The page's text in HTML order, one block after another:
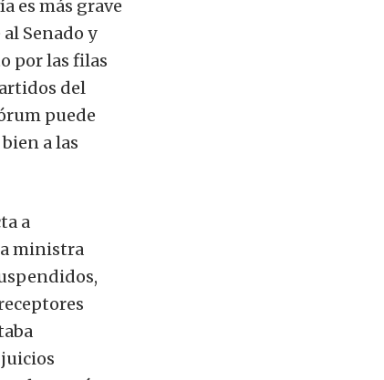
es más grave
Senado y
por las filas
del
puede
a las
a
ministra